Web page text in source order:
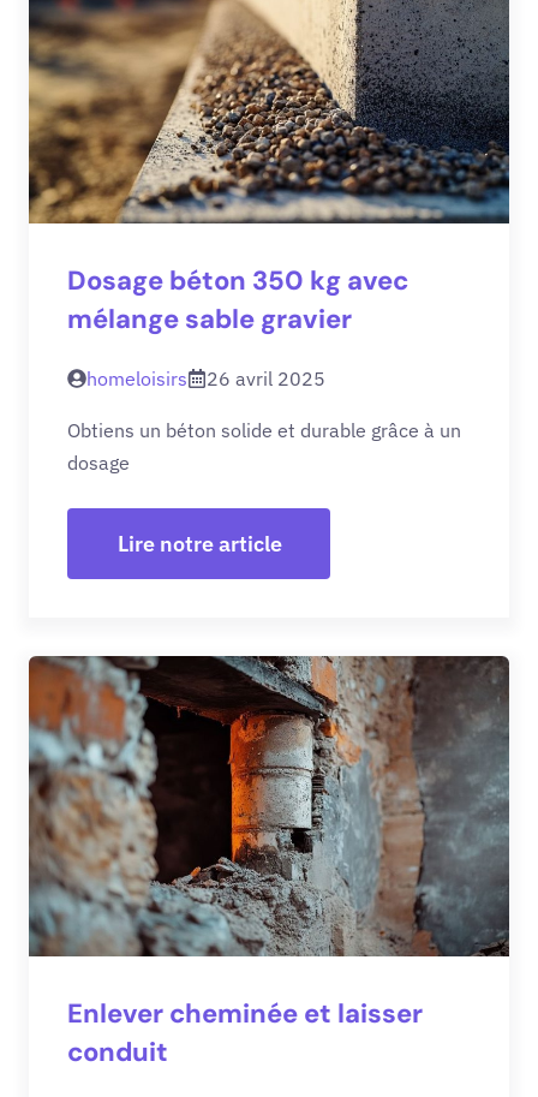
Dosage béton 350 kg avec
mélange sable gravier
homeloisirs 26 avril 2025
Obtiens un béton solide et durable grâce à un
dosage
Lire notre article
Enlever cheminée et laisser
conduit